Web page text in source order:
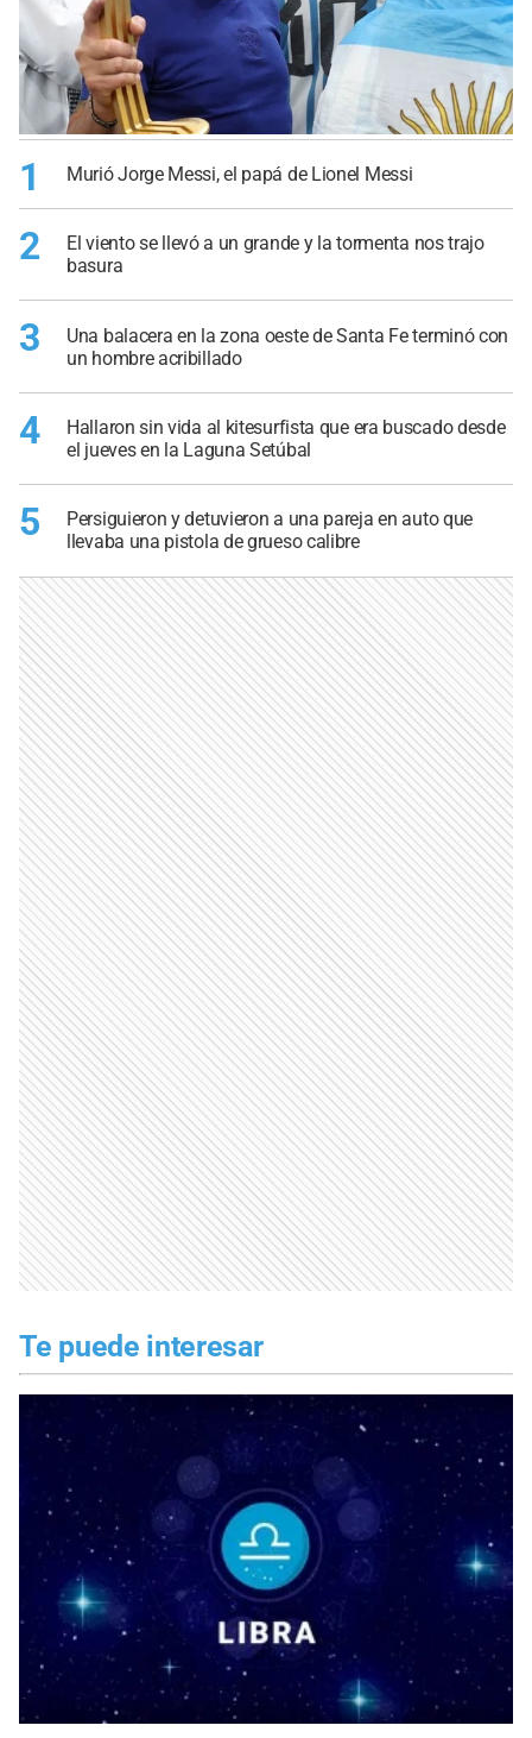
1 Murió Jorge Messi, el papá de Lionel Messi
2
El viento se llevó a un grande y la tormenta nos trajo
basura
3
Una balacera en la zona oeste de Santa Fe terminó con
un hombre acribillado
4
Hallaron sin vida al kitesurfista que era buscado desde
el jueves en la Laguna Setúbal
5
Persiguieron y detuvieron a una pareja en auto que
llevaba una pistola de grueso calibre
Te puede interesar